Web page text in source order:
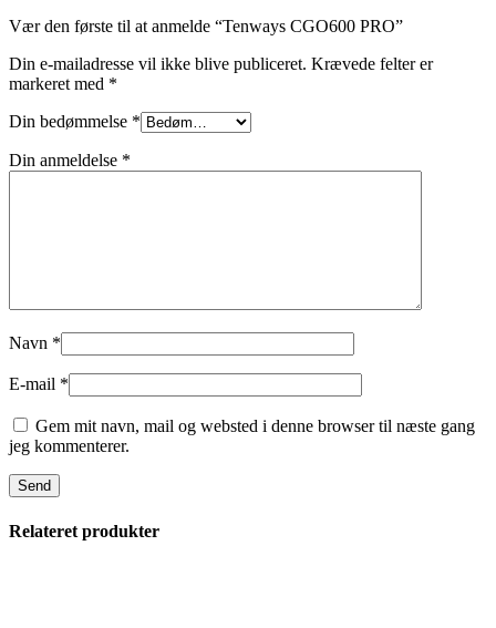
Vær den første til at anmelde “Tenways CGO600 PRO”
Din e-mailadresse vil ikke blive publiceret. Krævede felter er
markeret med *
Din bedømmelse *
Din anmeldelse *
Navn *
E-mail *
Gem mit navn, mail og websted i denne browser til næste gang
jeg kommenterer.
Relateret produkter